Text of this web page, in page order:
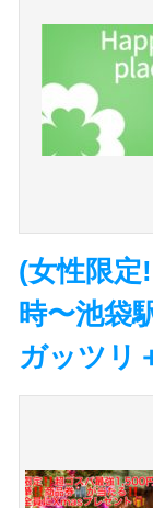
(女性限定
時〜池袋
ガッツリ